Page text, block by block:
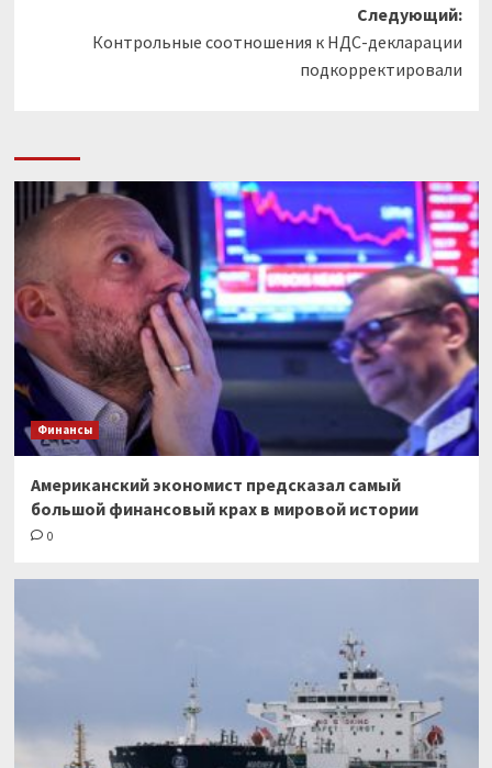
Следующий:
Контрольные соотношения к НДС-декларации
подкорректировали
Финансы
Американский экономист предсказал самый
большой финансовый крах в мировой истории
0